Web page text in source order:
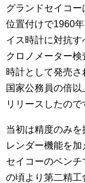
グランドセイコ
位置付けで1960
イス時計に対抗す
クロノメーター
時計として発売
国家公務員の倍
リリースしたので
当初は精度のみ
レンダー機能を
セイコーのベン
の頃より第二精工